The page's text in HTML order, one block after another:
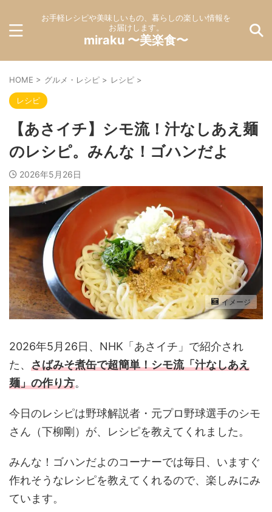
お手軽レシピや美味しいもの、暮らしの楽しい情報を
お届けします。
miraku 〜美楽食〜
HOME > グルメ・レシピ > レシピ >
レシピ
【あさイチ】シモ流！汁なしあえ麺
のレシピ。みんな！ゴハンだよ
2026年5月26日
イメージ
2026年5月26日、NHK「あさイチ」で紹介され
た、 さばみそ煮缶で超簡単！シモ流「汁なしあえ
麺」の作り方。
今日のレシピは野球解説者・元プロ野球選手のシモ
さん（下柳剛）が、レシピを教えてくれました。
みんな！ゴハンだよのコーナーでは毎日、いますぐ
作れそうなレシピを教えてくれるので、楽しみにみ
ています。